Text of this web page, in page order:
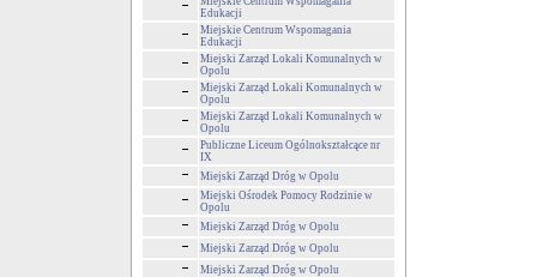
Edukacji
Miejskie Centrum Wspomagania
Edukacji
Miejski Zarząd Lokali Komunalnych w
Opolu
Miejski Zarząd Lokali Komunalnych w
Opolu
Miejski Zarząd Lokali Komunalnych w
Opolu
Publiczne Liceum Ogólnokształcące nr
IX
Miejski Zarząd Dróg w Opolu
Miejski Ośrodek Pomocy Rodzinie w
Opolu
Miejski Zarząd Dróg w Opolu
Miejski Zarząd Dróg w Opolu
Miejski Zarząd Dróg w Opolu